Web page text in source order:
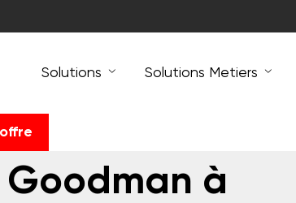
Solutions Solutions Metiers
à